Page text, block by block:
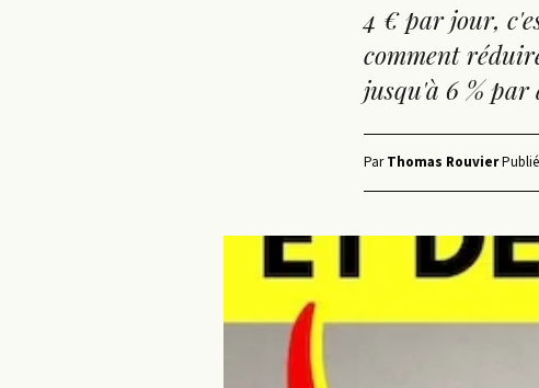
4 € par jour,
comment
jusqu'à 6 % par
ParThomas Rouvier·